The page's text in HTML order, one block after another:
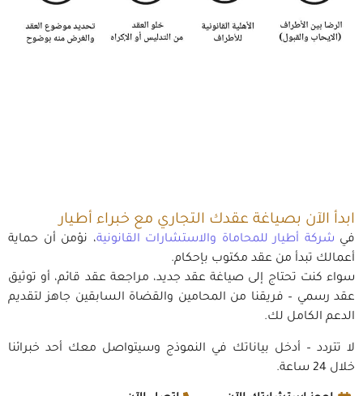
ابدأ الآن بصياغة عقدك التجاري مع خبراء أطيار
في شركة أطيار للمحاماة والاستشارات القانونية، نؤمن أن حماية
أعمالك تبدأ من عقد مكتوب بإحكام.
سواء كنت تحتاج إلى صياغة عقد جديد، مراجعة عقد قائم، أو توثيق
عقد رسمي – فريقنا من المحامين والقضاة السابقين جاهز لتقديم
الدعم الكامل لك.
لا تتردد – أدخل بياناتك في النموذج وسيتواصل معك أحد خبرائنا
خلال 24 ساعة.